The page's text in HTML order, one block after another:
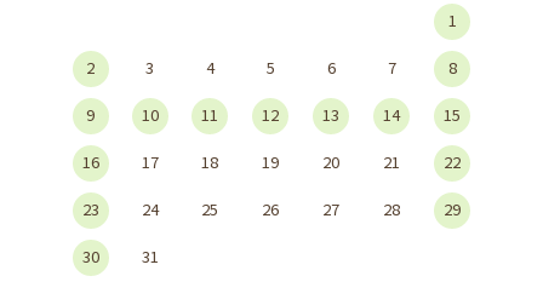
1
2 3 4 5 6 7 8
9 10 11 12 13 14 15
16 17 18 19 20 21 22
23 24 25 26 27 28 29
30 31